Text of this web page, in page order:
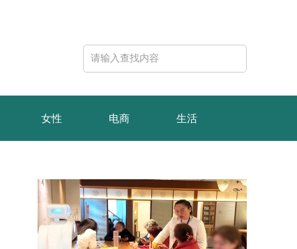
女性 电商 生活